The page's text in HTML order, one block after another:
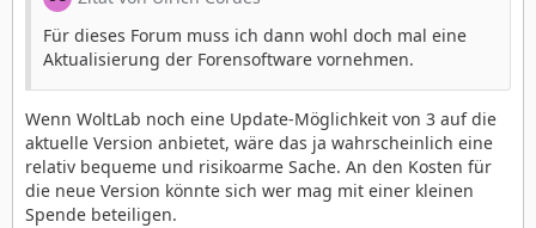
Für dieses Forum muss ich dann wohl doch mal eine
Aktualisierung der Forensoftware vornehmen.
Wenn WoltLab noch eine Update-Möglichkeit von 3 auf die
aktuelle Version anbietet, wäre das ja wahrscheinlich eine
relativ bequeme und risikoarme Sache. An den Kosten für
die neue Version könnte sich wer mag mit einer kleinen
Spende beteiligen.